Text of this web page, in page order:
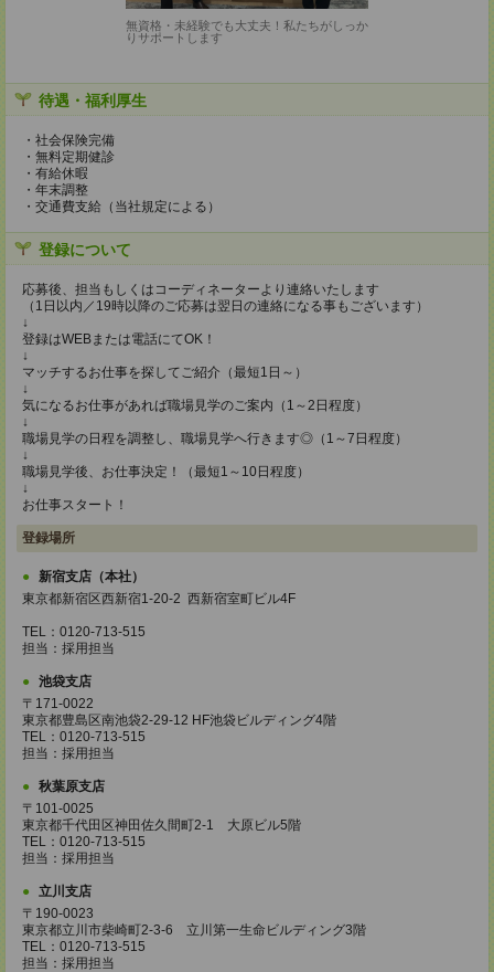
無資格・未経験でも大丈夫！私たちがしっか
りサポートします
待遇・福利厚生
・社会保険完備
・無料定期健診
・有給休暇
・年末調整
・交通費支給（当社規定による）
登録について
応募後、担当もしくはコーディネーターより連絡いたします
（1日以内／19時以降のご応募は翌日の連絡になる事もございます）
↓
登録はWEBまたは電話にてOK！
↓
マッチするお仕事を探してご紹介（最短1日～）
↓
気になるお仕事があれば職場見学のご案内（1～2日程度）
↓
職場見学の日程を調整し、職場見学へ行きます◎（1～7日程度）
↓
職場見学後、お仕事決定！（最短1～10日程度）
↓
お仕事スタート！
登録場所
新宿支店（本社）
東京都新宿区西新宿1-20-2 西新宿室町ビル4F
TEL：0120-713-515
担当：採用担当
池袋支店
〒171-0022
東京都豊島区南池袋2-29-12 HF池袋ビルディング4階
TEL：0120-713-515
担当：採用担当
秋葉原支店
〒101-0025
東京都千代田区神田佐久間町2-1 大原ビル5階
TEL：0120-713-515
担当：採用担当
立川支店
〒190-0023
東京都立川市柴崎町2-3-6 立川第一生命ビルディング3階
TEL：0120-713-515
担当：採用担当